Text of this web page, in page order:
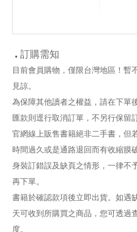
訂購需知
目前會員購物，僅限台灣地區！暫
見諒。
為保障其他讀者之權益，請在下單
匯款則逕行取消訂單，不另行保留
官網線上販售書籍絕非二手書，但
時間過久或是通路退回而有收縮膜
身裝訂錯誤及缺頁之情形，一律不
再下單。
書籍於確認款項後立即出貨。如遇
天可收到所購買之商品，您可透過
度。